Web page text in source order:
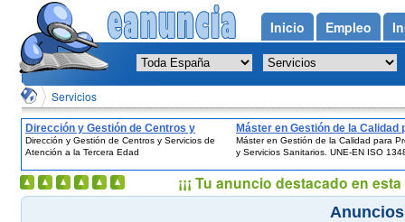
Servicios
Dirección y Gestión de Centros y
Servicios de Atención a la Tercera
Edad
Dirección y Gestión de Centros y Servicios de
Atención a la Tercera Edad
Máster en Gestión de la Calidad
Productos y Servicios
EN ISO 13485
Máster en Gestión de la Calidad para
y Servicios Sanitarios. UNE-EN ISO
Inicio Empleo
¡¡¡ Tu anuncio destacado en